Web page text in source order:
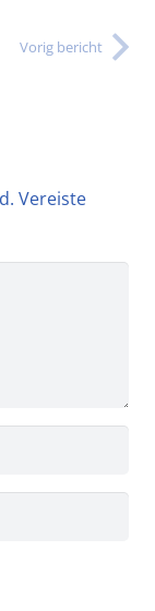
Vorig bericht
Vereiste